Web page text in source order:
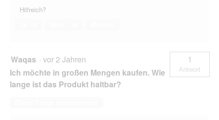
Hilfreich?
Waqas · vor 2 Jahren
Ich möchte in großen Mengen kaufen. Wie
lange ist das Produkt haltbar?
1
Antwort